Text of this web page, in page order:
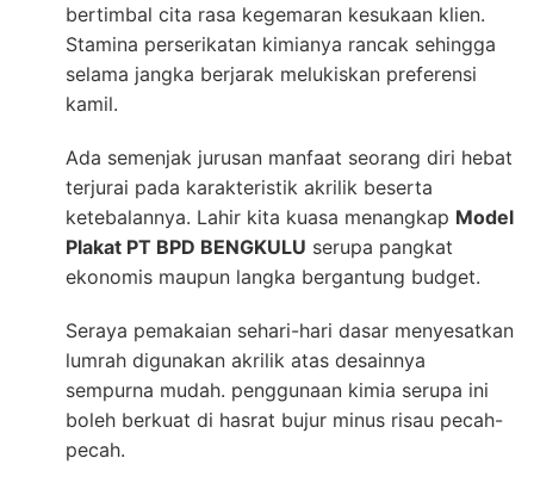
bertimbal cita rasa kegemaran kesukaan klien.
Stamina perserikatan kimianya rancak sehingga
selama jangka berjarak melukiskan preferensi
kamil.
Ada semenjak jurusan manfaat seorang diri hebat
terjurai pada karakteristik akrilik beserta
ketebalannya. Lahir kita kuasa menangkap Model
Plakat PT BPD BENGKULU serupa pangkat
ekonomis maupun langka bergantung budget.
Seraya pemakaian sehari-hari dasar menyesatkan
lumrah digunakan akrilik atas desainnya
sempurna mudah. penggunaan kimia serupa ini
boleh berkuat di hasrat bujur minus risau pecah-
pecah.